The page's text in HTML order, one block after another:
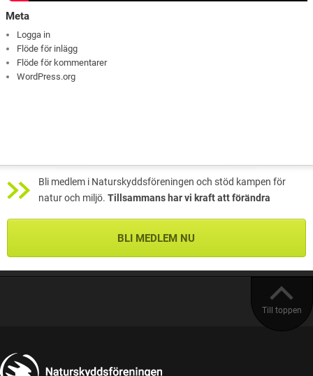
Meta
Logga in
Flöde för inlägg
Flöde för kommentarer
WordPress.org
Bli medlem i Naturskyddsföreningen och stöd kampen för
natur och miljö. Tillsammans har vi kraft att förändra
BLI MEDLEM NU
Till toppen